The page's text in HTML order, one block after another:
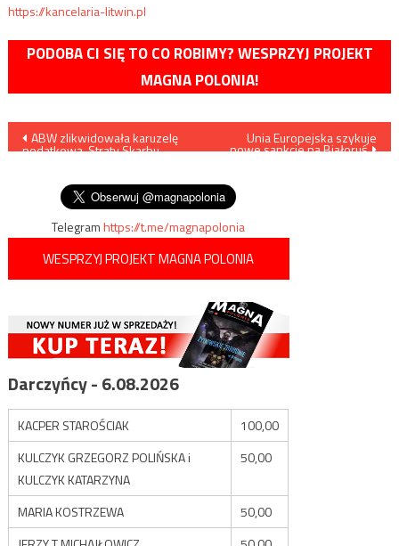
https://kancelaria-litwin.pl
PODOBA CI SIĘ TO CO ROBIMY? WESPRZYJ PROJEKT
MAGNA POLONIA!
Nawigacja
ABW zlikwidowała karuzelę
podatkową. Straty Skarbu
Unia Europejska szykuje
nowe sankcje na Białoruś
Telegramhttps://t.me/magnapolonia
WESPRZYJ PROJEKT MAGNA POLONIA
Darczyńcy - 6.08.2026
KACPER STAROŚCIAK
100,00
KULCZYK GRZEGORZ POLIŃSKA i
KULCZYK KATARZYNA
50,00
MARIA KOSTRZEWA
50,00